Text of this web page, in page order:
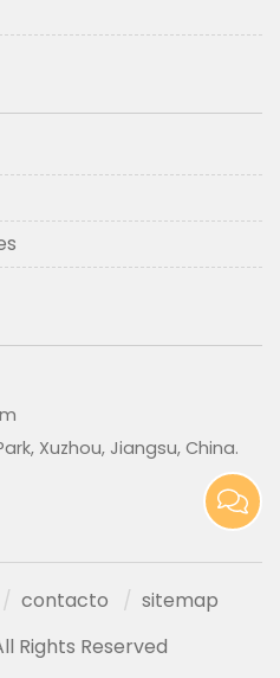
Xuzhou, Jiangsu, China.
contacto
sitemap
Rights Reserved